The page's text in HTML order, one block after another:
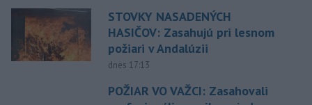
STOVKY NASADENÝCH
HASIČOV: Zasahujú pri lesnom
požiari v Andalúzii
dnes 17:13
POŽIAR VO VAŽCI: Zasahovali